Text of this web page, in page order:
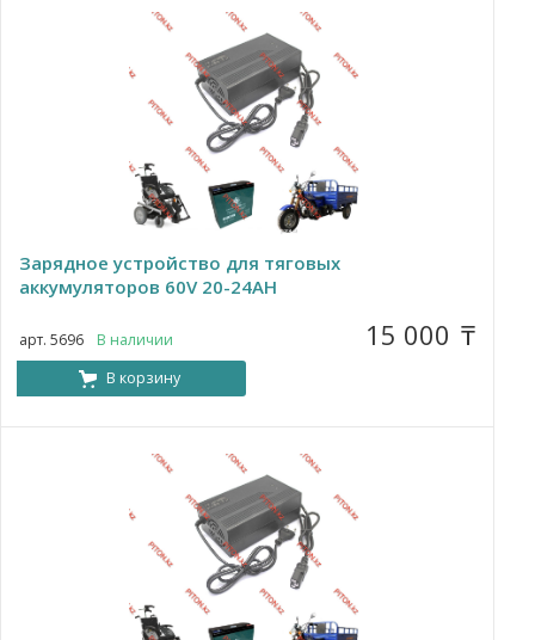
Зарядное устройство для тяговых
аккумуляторов 60V 20-24AH
арт. 5696 В наличии 15 000 ₸
В корзину